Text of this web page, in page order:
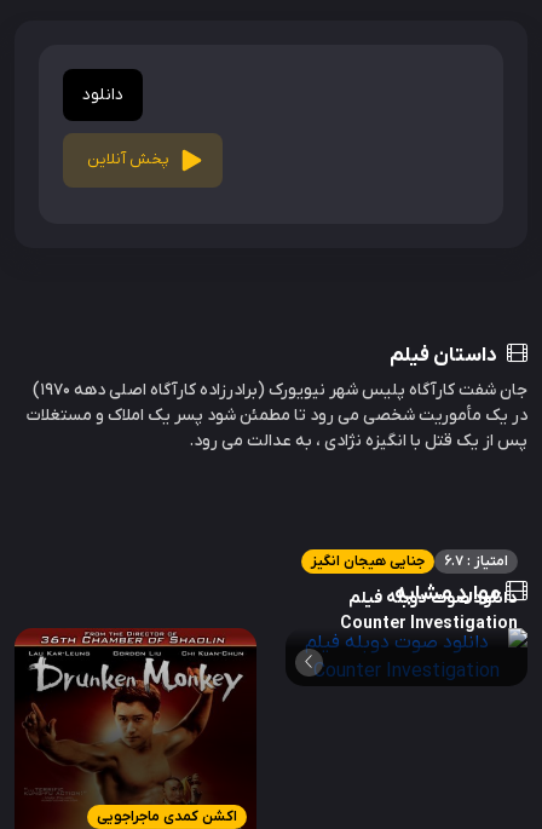
دانلود
پخش آنلاین
داستان فیلم
جان شفت کارآگاه پلیس شهر نیویورک (برادرزاده کارآگاه اصلی دهه 1970)
در یک مأموریت شخصی می رود تا مطمئن شود پسر یک املاک و مستغلات
پس از یک قتل با انگیزه نژادی ، به عدالت می رود.
موارد مشابه
جنایی هیجان انگیز امتیاز : 6.7
دانلود صوت دوبله فیلم
Counter Investigation
اکشن کمدی ماجراجویی